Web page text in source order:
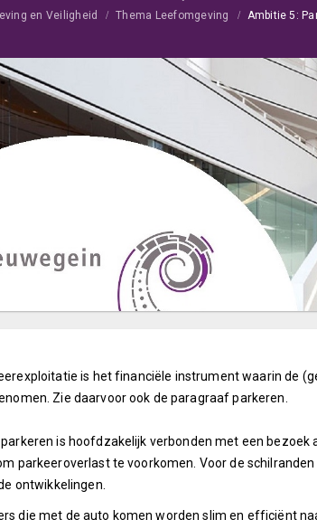
en Veiligheid Thema Leefomgeving Ambitie 5:
is het financiële instrument waarin de
Zie daarvoor ook de paragraaf parkeren.
is hoofdzakelijk verbonden met een
parkeeroverlast te voorkomen. Voor de
ontwikkelingen.
die met de auto komen worden slim en efficiënt